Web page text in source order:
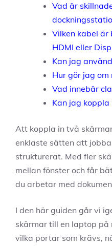
Vad är
Vilken kabel är
HDMI eller
Kan jag
Hur gör jag om
Vad innebär
Kan jag koppla
Att koppla in två
enklaste sätten att
strukturerat. Med fler
mellan fönster och får
du arbetar med
I den här guiden går vi
skärmar till en laptop
vilka portar som krävs,